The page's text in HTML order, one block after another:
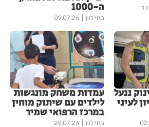
ה-1000
בתי לוין 09.07.26
ננעל
לעיני
עמדות משחק מונגשות
לילדים עם שיתוק מוחין
במרכז הרפואי שמיר
בתי לוין 29.07.26